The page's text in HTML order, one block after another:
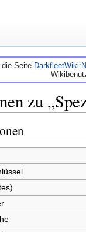
Seite
zu